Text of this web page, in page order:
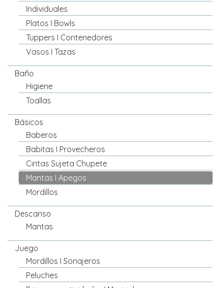
Individuales
Platos I Bowls
Tuppers I Contenedores
Vasos I Tazas
Baño
Higiene
Toallas
Básicos
Baberos
Babitas I Provecheros
Cintas Sujeta Chupete
Mantas I Apegos
Mordillos
Descanso
Mantas
Juego
Mordillos I Sonajeros
Peluches